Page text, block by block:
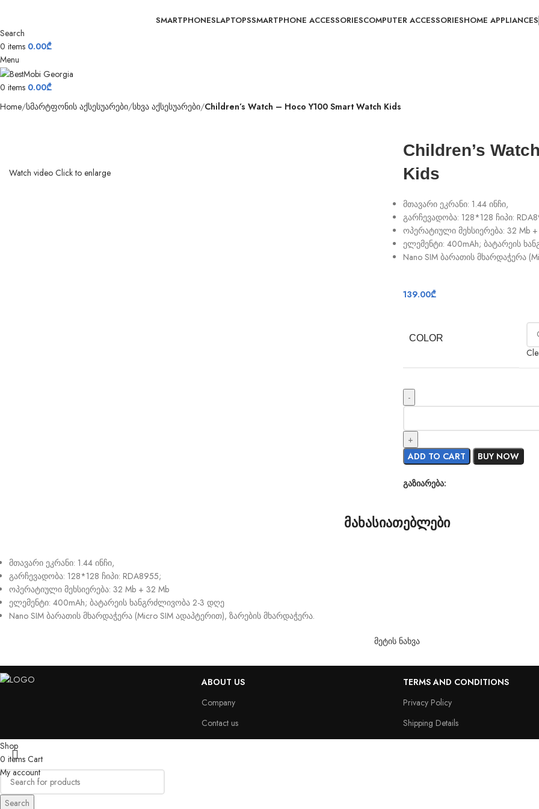
SMARTPHONESLAPTOPSSMARTPHONE ACCESSORIESCOMPUTER ACCESSORIESHOME APPLIANCES
Search
0 items 0.00₾
Menu
0 items 0.00₾
Home სმარტფონის აქსესუარები სხვა აქსესუარები Children’s Watch – Hoco Y100 Smart Watch Kids
Watch video Click to enlarge
Children’s
Kids
მთავარი ეკრანი: 1.44 ინჩი,
გარჩევადობა: 128*128 ჩიპი:
ოპერატიული მეხსიერება: 32 Mb
ელემენტი: 400mAh; ბატარეის
Nano SIM ბარათის მხარდაჭერა
139.00₾
COLOR
ADD TO CART BUY NOW
გაზიარება:
მახასიათებლები
მთავარი ეკრანი: 1.44 ინჩი,
გარჩევადობა: 128*128 ჩიპი: RDA8955;
ოპერატიული მეხსიერება: 32 Mb + 32 Mb
ელემენტი: 400mAh; ბატარეის ხანგრძლივობა 2-3 დღე
Nano SIM ბარათის მხარდაჭერა (Micro SIM ადაპტერით), ზარების მხარდაჭერა.
მეტის ნახვა
ABOUT US
Company
Contact us
TERMS AND CONDITIONS
Privacy Policy
Shipping Details
Search
Shop
0 items Cart
My account